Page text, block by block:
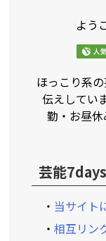
よう
ほっこり系
伝えしてい
勤・お昼休
芸能
・ 当サイト
・ 相互リン